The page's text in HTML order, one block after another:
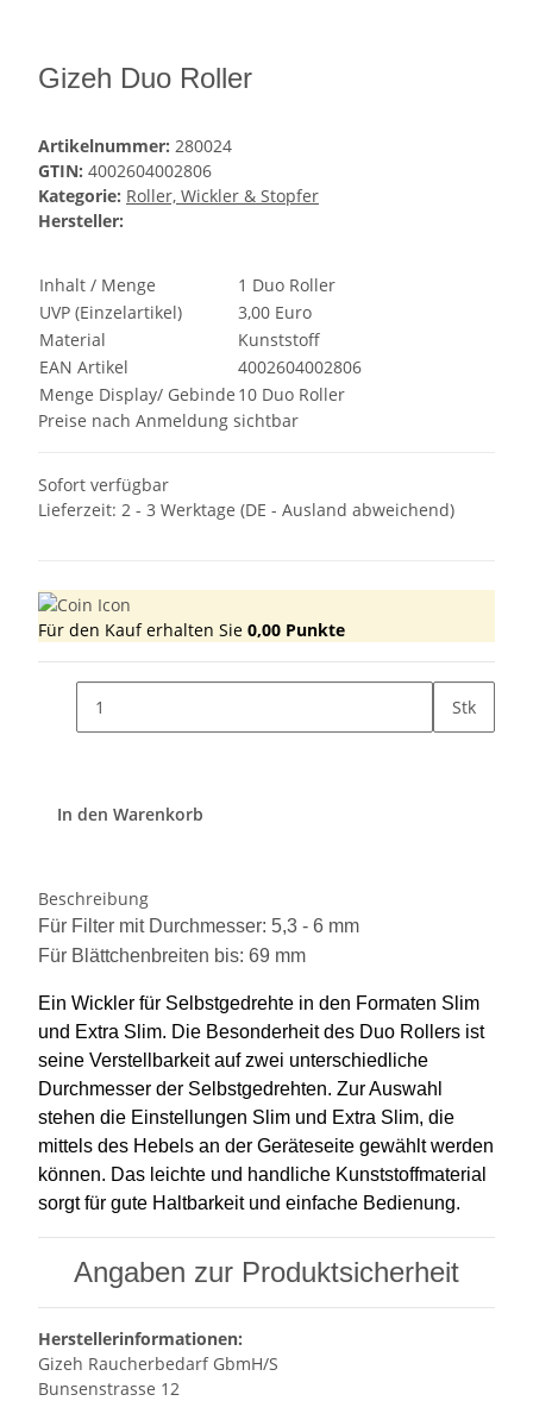
Gizeh Duo Roller
Artikelnummer: 280024
GTIN: 4002604002806
Kategorie: Roller, Wickler & Stopfer
Hersteller:
Inhalt / Menge
1 Duo Roller
UVP (Einzelartikel)
3,00 Euro
Material
Kunststoff
EAN Artikel
4002604002806
Menge Display/ Gebinde 10 Duo Roller
Preise nach Anmeldung sichtbar
Sofort verfügbar
Lieferzeit: 2 - 3 Werktage (DE - Ausland abweichend)
Für den Kauf erhalten Sie 0,00 Punkte
Stk
In den Warenkorb
Beschreibung
Für Filter mit Durchmesser: 5,3 - 6 mm
Für Blättchenbreiten bis: 69 mm
Ein Wickler für Selbstgedrehte in den Formaten Slim
und Extra Slim. Die Besonderheit des Duo Rollers ist
seine Verstellbarkeit auf zwei unterschiedliche
Durchmesser der Selbstgedrehten. Zur Auswahl
stehen die Einstellungen Slim und Extra Slim, die
mittels des Hebels an der Geräteseite gewählt werden
können. Das leichte und handliche Kunststoffmaterial
sorgt für gute Haltbarkeit und einfache Bedienung.
Angaben zur Produktsicherheit
Herstellerinformationen:
Gizeh Raucherbedarf GbmH/S
Bunsenstrasse 12